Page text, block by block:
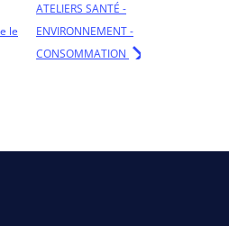
le
ATELIERS SANTÉ -
ENVIRONNEMENT -
CONSOMMATION